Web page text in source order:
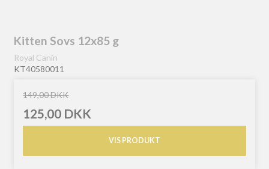
Kitten Sovs 12x85 g
Royal Canin
KT40580011
149,00 DKK
125,00 DKK
VIS PRODUKT